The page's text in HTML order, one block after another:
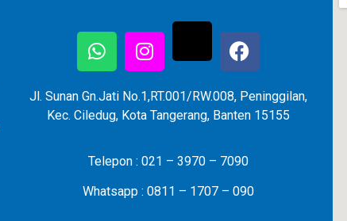
Jl. Sunan Gn.Jati No.1,RT.001/RW.008, Peninggilan,
Kec. Ciledug, Kota Tangerang, Banten 15155
Telepon : 021 – 3970 – 7090
Whatsapp : 0811 – 1707 – 090